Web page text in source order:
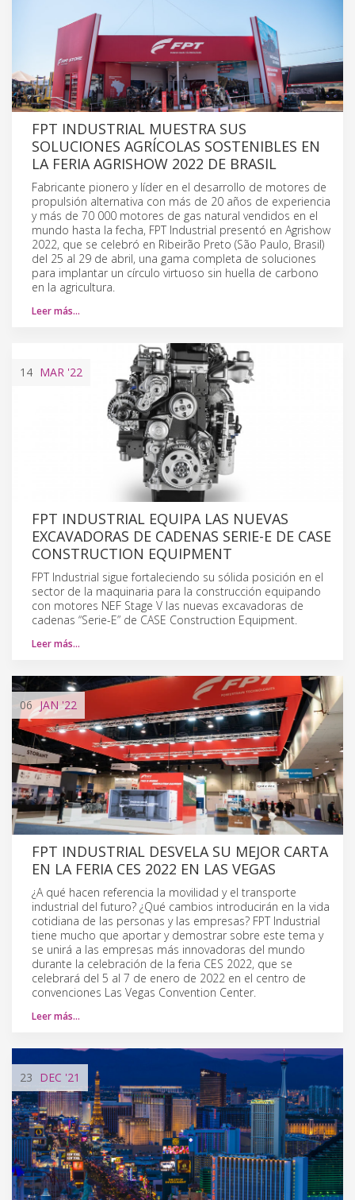
FPT INDUSTRIAL MUESTRA SUS
SOLUCIONES AGRÍCOLAS SOSTENIBLES EN
LA FERIA AGRISHOW 2022 DE BRASIL
Fabricante pionero y líder en el desarrollo de motores de
propulsión alternativa con más de 20 años de experiencia
y más de 70 000 motores de gas natural vendidos en el
mundo hasta la fecha, FPT Industrial presentó en Agrishow
2022, que se celebró en Ribeirão Preto (São Paulo, Brasil)
del 25 al 29 de abril, una gama completa de soluciones
para implantar un círculo virtuoso sin huella de carbono
en la agricultura.
Leer más…
14 MAR '22
FPT INDUSTRIAL EQUIPA LAS NUEVAS
EXCAVADORAS DE CADENAS SERIE-E DE CASE
CONSTRUCTION EQUIPMENT
FPT Industrial sigue fortaleciendo su sólida posición en el
sector de la maquinaria para la construcción equipando
con motores NEF Stage V las nuevas excavadoras de
cadenas “Serie-E” de CASE Construction Equipment.
Leer más…
06 JAN'22
FPT INDUSTRIAL DESVELA SU MEJOR CARTA
EN LA FERIA CES 2022 EN LAS VEGAS
¿A qué hacen referencia la movilidad y el transporte
industrial del futuro? ¿Qué cambios introducirán en la vida
cotidiana de las personas y las empresas? FPT Industrial
tiene mucho que aportar y demostrar sobre este tema y
se unirá a las empresas más innovadoras del mundo
durante la celebración de la feria CES 2022, que se
celebrará del 5 al 7 de enero de 2022 en el centro de
convenciones Las Vegas Convention Center.
Leer más…
23 DEC '21